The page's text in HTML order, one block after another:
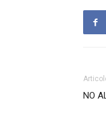
NO